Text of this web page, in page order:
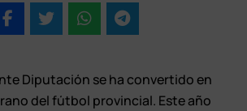
Diputación se ha convertido en
del fútbol provincial. Este año